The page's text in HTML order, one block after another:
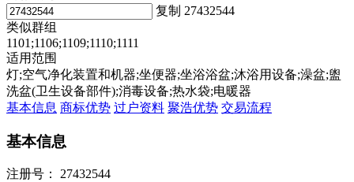
复制 27432544
类似群组
1101;1106;1109;1110;1111
适用范围
灯;空气净化装置和机器;坐便器;坐浴浴盆;沐浴用设备;澡盆;盥
洗盆(卫生设备部件);消毒设备;热水袋;电暖器
基本信息 商标优势 过户资料 聚浩优势 交易流程
基本信息
注册号：
27432544